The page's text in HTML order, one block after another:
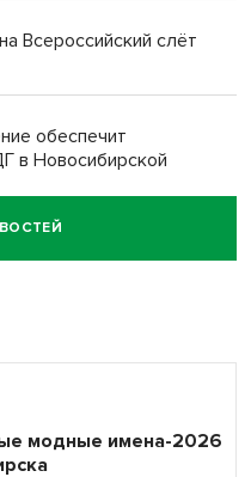
в Искитиме
Всероссийский слёт
обеспечит
в Новосибирской
объявляет
модные имена-2026